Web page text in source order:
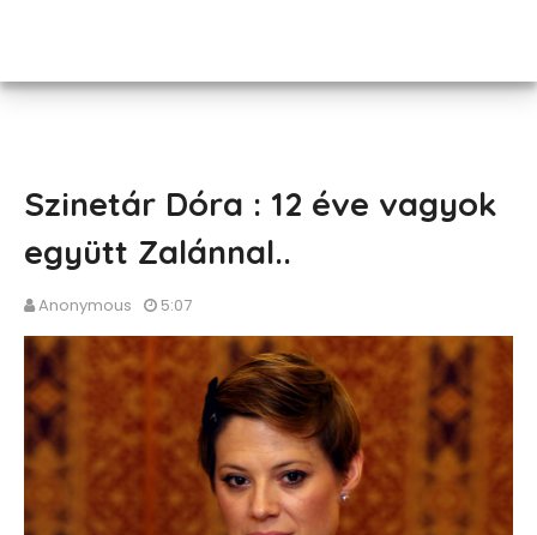
Szinetár Dóra : 12 éve vagyok
együtt Zalánnal..
Anonymous 5:07